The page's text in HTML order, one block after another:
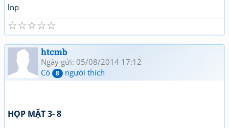
lnp
☆
☆
☆
☆
☆
htcmb
Ngày gửi: 05/08/2014 17:12
Có
8 người thích
HỌP MẶT 3- 8